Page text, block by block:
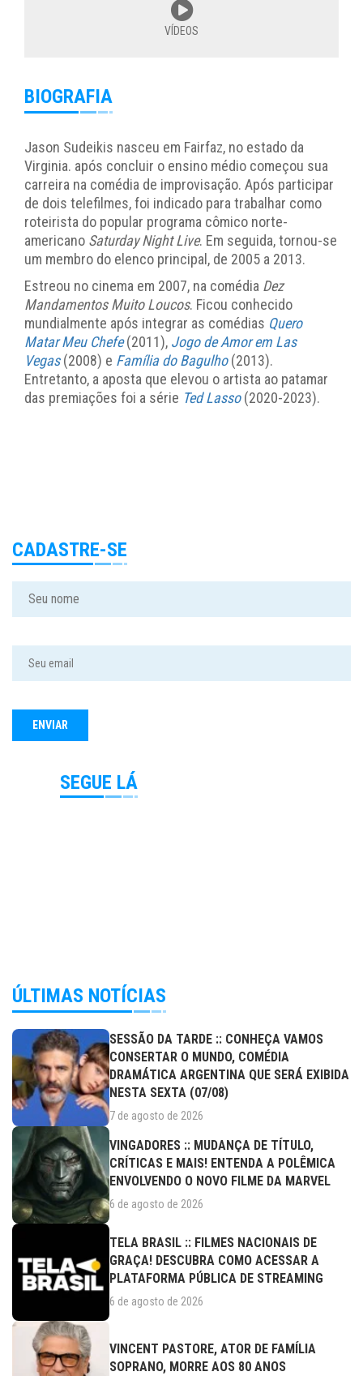
VÍDEOS
BIOGRAFIA
Jason Sudeikis nasceu em Fairfaz, no estado da
Virginia. após concluir o ensino médio começou sua
carreira na comédia de improvisação. Após participar
de dois telefilmes, foi indicado para trabalhar como
roteirista do popular programa cômico norte-
americano Saturday Night Live. Em seguida, tornou-se
um membro do elenco principal, de 2005 a 2013.
Estreou no cinema em 2007, na comédia Dez
Mandamentos Muito Loucos. Ficou conhecido
mundialmente após integrar as comédias Quero
Matar Meu Chefe(2011), Jogo de Amor em Las
Vegas (2008) e Família do Bagulho(2013).
Entretanto, a aposta que elevou o artista ao patamar
das premiações foi a série Ted Lasso(2020-2023).
CADASTRE-SE
SEGUE LÁ
ÚLTIMAS NOTÍCIAS
SESSÃO DA TARDE :: CONHEÇA VAMOS
CONSERTAR O MUNDO, COMÉDIA
DRAMÁTICA ARGENTINA QUE SERÁ EXIBIDA
NESTA SEXTA (07/08)
7 de agosto de 2026
VINGADORES :: MUDANÇA DE TÍTULO,
CRÍTICAS E MAIS! ENTENDA A POLÊMICA
ENVOLVENDO O NOVO FILME DA MARVEL
6 de agosto de 2026
TELA BRASIL :: FILMES NACIONAIS DE
GRAÇA! DESCUBRA COMO ACESSAR A
PLATAFORMA PÚBLICA DE STREAMING
6 de agosto de 2026
VINCENT PASTORE, ATOR DE FAMÍLIA
SOPRANO, MORRE AOS 80 ANOS